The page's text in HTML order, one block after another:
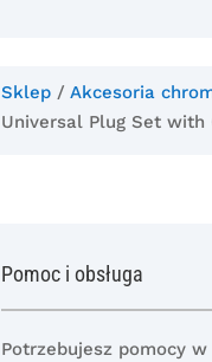
Sklep /Akcesoria
Universal Plug Set
Pomoc i obsługa
Potrzebujesz pomocy w